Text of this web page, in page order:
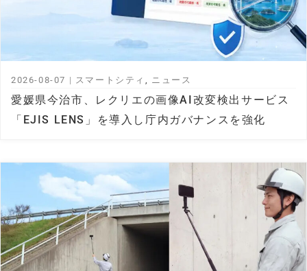
愛媛県今治市、レクリエの画像AI改変検出サービス
「EJIS LENS」を導入し庁内ガバナンスを強化
2026-08-07 | スマートシティ ニュース